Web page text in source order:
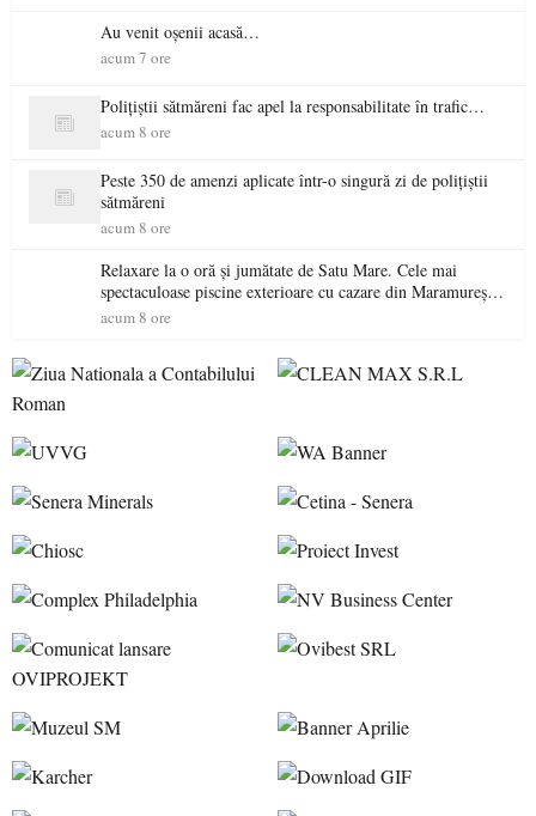
Au venit oșenii acasă…
acum 7 ore
Polițiștii sătmăreni fac apel la responsabilitate în trafic…
acum 8 ore
Peste 350 de amenzi aplicate într-o singură zi de polițiștii
sătmăreni
acum 8 ore
Relaxare la o oră și jumătate de Satu Mare. Cele mai
spectaculoase piscine exterioare cu cazare din Maramureș,
ideale pentru o escapadă de vară
acum 8 ore